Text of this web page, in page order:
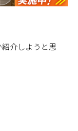
介しようと思